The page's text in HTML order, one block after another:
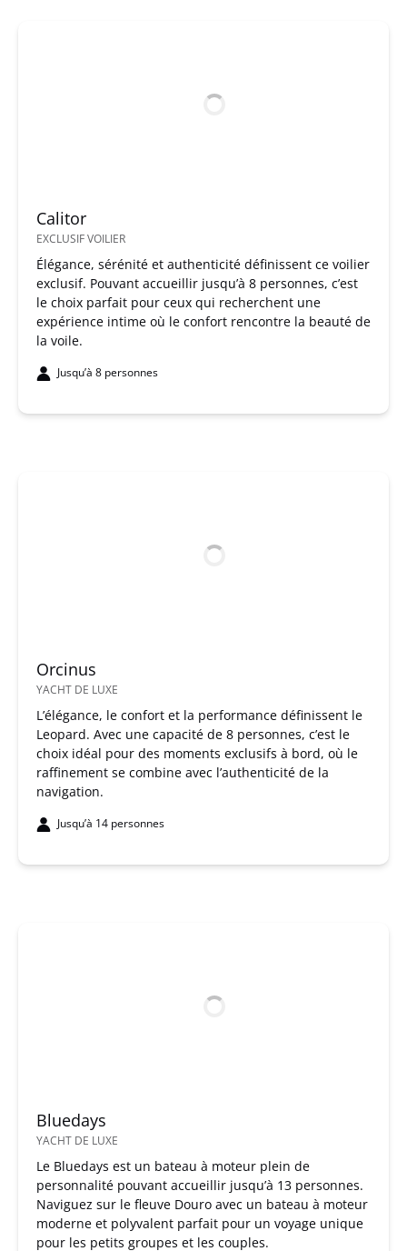
Calitor
EXCLUSIF VOILIER
Élégance, sérénité et authenticité définissent ce voilier
exclusif. Pouvant accueillir jusqu’à 8 personnes, c’est
le choix parfait pour ceux qui recherchent une
expérience intime où le confort rencontre la beauté de
la voile.
Jusqu’à 8 personnes
Orcinus
YACHT DE LUXE
L’élégance, le confort et la performance définissent le
Leopard. Avec une capacité de 8 personnes, c’est le
choix idéal pour des moments exclusifs à bord, où le
raffinement se combine avec l’authenticité de la
navigation.
Jusqu’à 14 personnes
Bluedays
YACHT DE LUXE
Le Bluedays est un bateau à moteur plein de
personnalité pouvant accueillir jusqu’à 13 personnes.
Naviguez sur le fleuve Douro avec un bateau à moteur
moderne et polyvalent parfait pour un voyage unique
pour les petits groupes et les couples.